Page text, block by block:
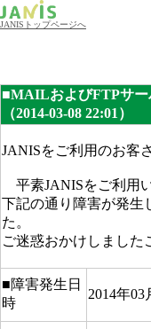
JANISトップページへ
■MAILおよびFTPサー
（2014-03-08 22:01）
JANISをご利用のお客
平素JANISをご利用
下記の通り障害が発生
た。
ご迷惑おかけしました
■障害発生日
時
2014年